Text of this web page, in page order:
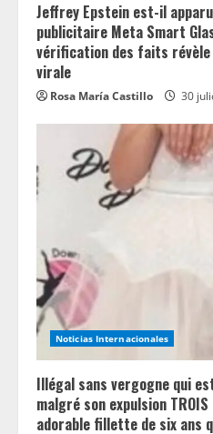
Jeffrey Epstein est-il
publicitaire Meta Smart
vérification des faits
virale
Rosa María Castillo 30
Noticias Internacionales
Illégal sans vergogne qui
malgré son expulsion
adorable fillette de six ans